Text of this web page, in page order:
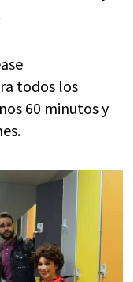
todos los
60 minutos y